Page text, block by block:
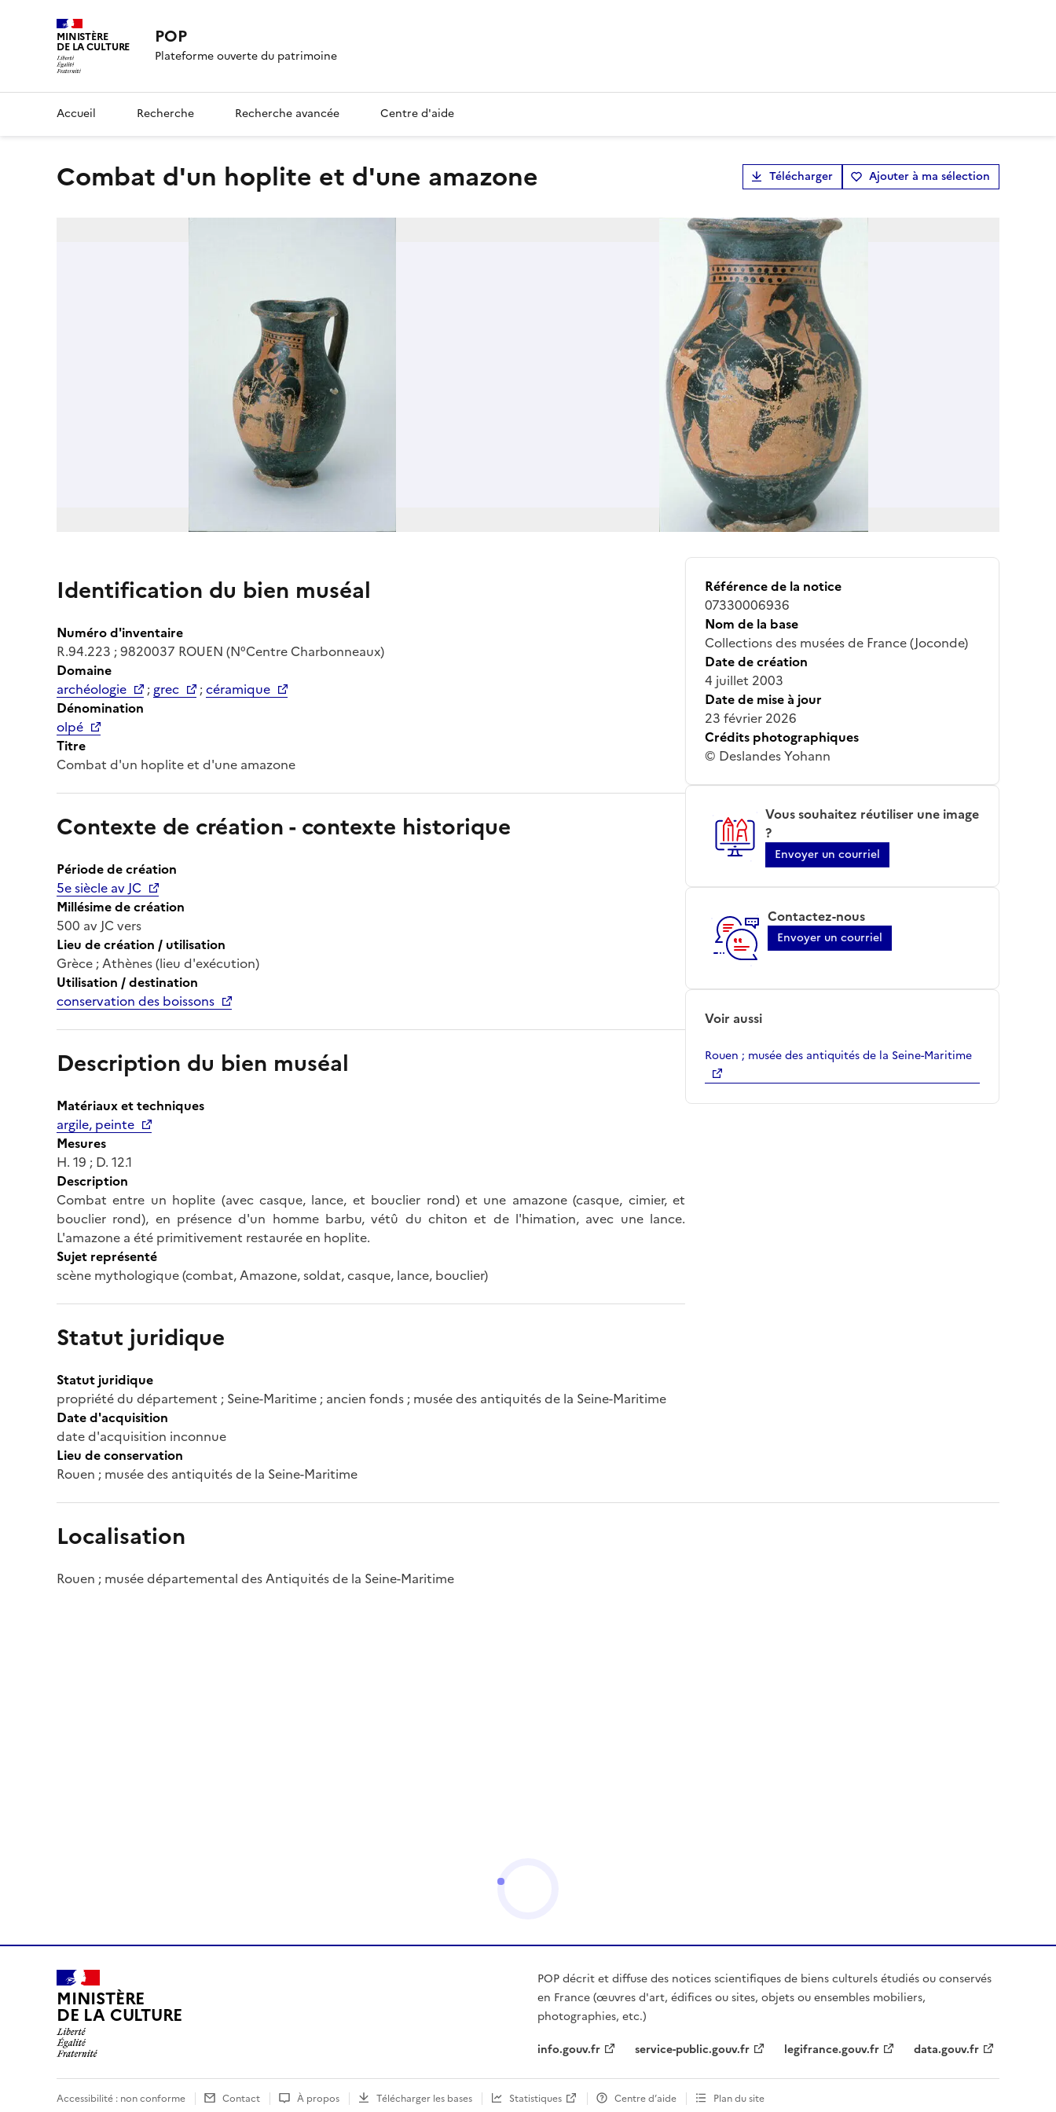
MINISTÈRE
DE LA CULTURE POP
Plateforme ouverte du patrimoine
Accueil Recherche Recherche avancée Centre d'aide
Combat d'un hoplite et d'une amazone Télécharger Ajouter à ma sélection
Identification du bien muséal
Numéro d'inventaire
R.94.223 ; 9820037 ROUEN (N°Centre Charbonneaux)
Domaine
archéologie
; grec ;céramique
Dénomination
olpé
Titre
Combat d'un hoplite et d'une amazone
Contexte de création - contexte historique
Période de création
5e siècle av JC
Millésime de création
500 av JC vers
Lieu de création / utilisation
Grèce ; Athènes (lieu d'exécution)
Utilisation / destination
conservation des boissons
Description du bien muséal
Matériaux et techniques
argile, peinte
Mesures
H. 19 ; D. 12.1
Description
Combat entre un hoplite (avec casque, lance, et bouclier rond) et une amazone (casque, cimier, et
bouclier rond), en présence d'un homme barbu, vétû du chiton et de l'himation, avec une lance.
L'amazone a été primitivement restaurée en hoplite.
Sujet représenté
scène mythologique (combat, Amazone, soldat, casque, lance, bouclier)
Statut juridique
Statut juridique
propriété du département ; Seine-Maritime ; ancien fonds ; musée des antiquités de la Seine-Maritime
Date d'acquisition
date d'acquisition inconnue
Lieu de conservation
Rouen ; musée des antiquités de la Seine-Maritime
Référence de la notice
07330006936
Nom de la base
Collections des musées de France (Joconde)
Date de création
4 juillet 2003
Date de mise à jour
23 février 2026
Crédits photographiques
© Deslandes Yohann
Vous souhaitez réutiliser une image
?
Envoyer un courriel
Contactez-nous
Envoyer un courriel
Voir aussi
Rouen ; musée des antiquités de la Seine-Maritime
Localisation
Rouen ; musée départemental des Antiquités de la Seine-Maritime
MINISTÈRE
DE LA CULTURE
POP décrit et diffuse des notices scientifiques de biens culturels étudiés ou conservés
en France (œuvres d'art, édifices ou sites, objets ou ensembles mobiliers,
photographies, etc.)
info.gouv.fr
service-public.gouv.fr legifrance.gouv.fr data.gouv.fr
Accessibilité : non conforme Contact À propos Télécharger les bases Statistiques Centre d’aide Plan du site